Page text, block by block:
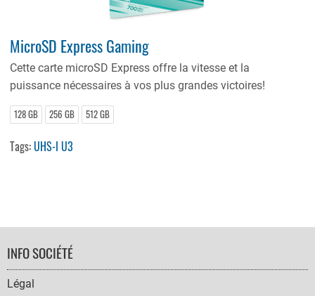
MicroSD Express Gaming
Cette carte microSD Express offre la vitesse et la
puissance nécessaires à vos plus grandes victoires!
128 GB 256 GB 512 GB
Tags:UHS-I U3
FOOTER
NAVIGATION
INFO SOCIÉTÉ
Légal